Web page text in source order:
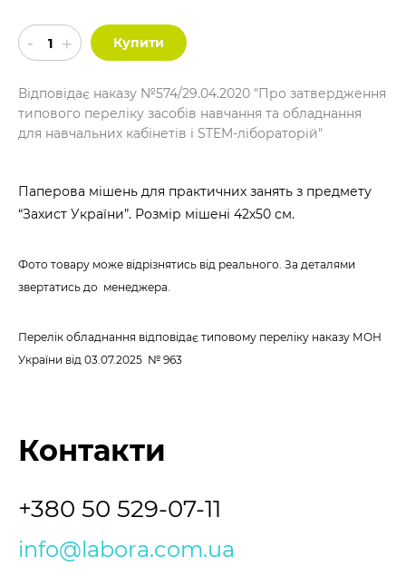
Купити
Відповідає наказу №574/29.04.2020 "Про затвердження
типового переліку засобів навчання та обладнання
для навчальних кабінетів і STEM-лібораторій"
Паперова мішень для практичних занять з предмету
“Захист України”. Розмір мішені 42х50 см.
Фото товару може відрізнятись від реального. За деталями
звертатись до менеджера.
Перелік обладнання відповідає типовому переліку наказу МОН
України від 03.07.2025 № 963
Контакти
+380 50 529-07-11
info@labora.com.ua